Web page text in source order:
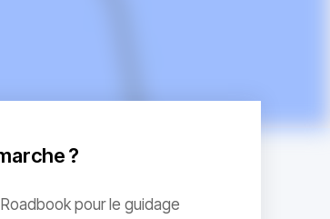
?
pour le guidage